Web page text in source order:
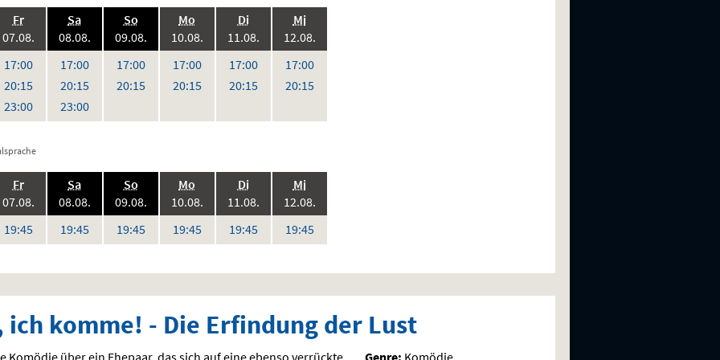
Fr.,
07.08.2026:
17:00Uhr
20:15Uhr
23:00Uhr
Sa.,
08.08.2026:
17:00Uhr
20:15Uhr
23:00Uhr
So.,
09.08.2026:
17:00Uhr
20:15Uhr
Mo
10.08.2026:
17:00Uhr
20:15Uhr
Di.,
11.08.2026:
17:00Uhr
20:15Uhr
Mi.,
12.08.2026:
17:00Uhr
20:15Uhr
Fr.,
07.08. 2026:
19:45Uhr
Sa.,
08.08. 2026:
19:45Uhr
So.,
09.08. 2026:
19:45Uhr
Mo
10.08. 2026:
19:45Uhr
Di.,
11.08. 2026:
19:45Uhr
Mi.,
12.08.
19:45Uhr
ich komme! - Die Erfindung der Lust
Komödie über ein Ehepaar, das sich auf eine ebenso verrückte
Genre: Komödie